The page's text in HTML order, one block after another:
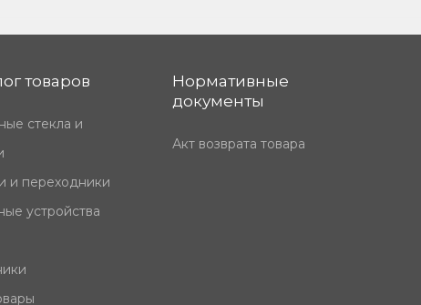
товаров
стекла и
и переходники
устройства
Нормативные
документы
Акт возврата товара